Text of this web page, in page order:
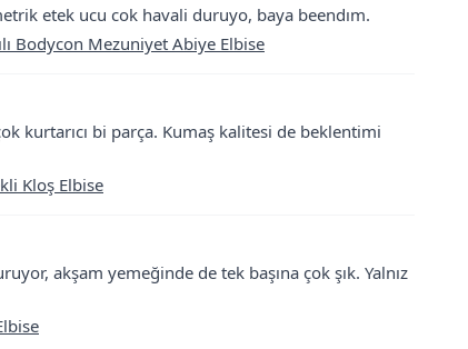
etek ucu cok havali duruyo, baya beendım.
Bodycon Mezuniyet Abiye Elbise
kurtarıcı bi parça. Kumaş kalitesi de beklentimi
Kloş Elbise
akşam yemeğinde de tek başına çok şık. Yalnız